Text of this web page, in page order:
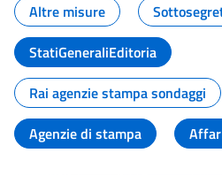
Altre misure
StatiGeneraliEditoria
Rai agenzie stampa sondaggi
Agenzie di stampa